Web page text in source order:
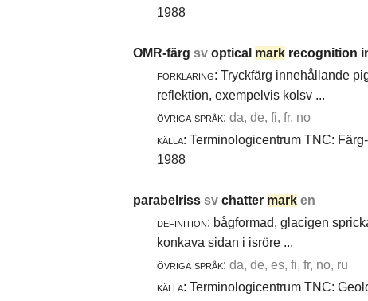
1988
OMR-färg sv optical markrecognition
förklaring: Tryckfärg innehållande
reflektion, exempelvis kolsv ...
övriga språk: da, de, fi, fr, no
källa: Terminologicentrum TNC:
1988
parabelriss sv chatter mark en
definition: bågformad, glacigen
konkava sidan i isröre ...
övriga språk: da, de, es, fi, fr, no, ru
källa: Terminologicentrum TNC: